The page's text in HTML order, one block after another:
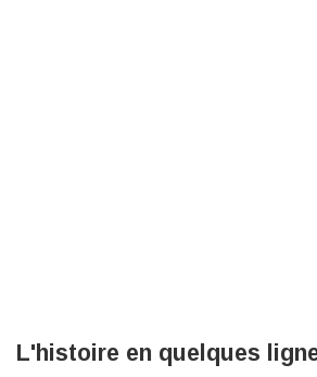
L'histoire en quelques